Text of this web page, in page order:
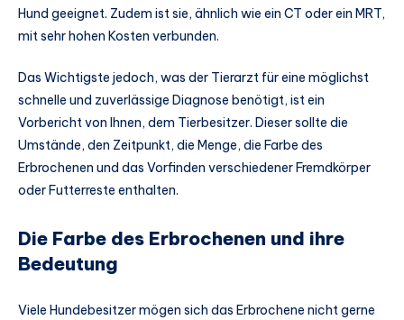
Hund geeignet. Zudem ist sie, ähnlich wie ein CT oder ein MRT,
mit sehr hohen Kosten verbunden.
Das Wichtigste jedoch, was der Tierarzt für eine möglichst
schnelle und zuverlässige Diagnose benötigt, ist ein
Vorbericht von Ihnen, dem Tierbesitzer. Dieser sollte die
Umstände, den Zeitpunkt, die Menge, die Farbe des
Erbrochenen und das Vorfinden verschiedener Fremdkörper
oder Futterreste enthalten.
Die Farbe des Erbrochenen und ihre
Bedeutung
Viele Hundebesitzer mögen sich das Erbrochene nicht gerne